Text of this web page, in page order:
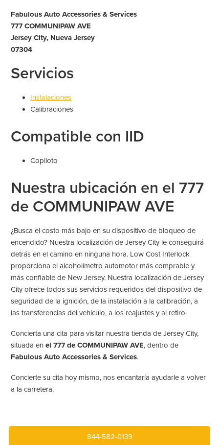
Fabulous Auto Accessories & Services
777 COMMUNIPAW AVE
Jersey City, Nueva Jersey
07304
Servicios
Instalaciones
Calibraciones
Compatible con IID
Copiloto
Nuestra ubicación en el 777
de COMMUNIPAW AVE
¿Busca el costo más bajo en su dispositivo de bloqueo de
encendido? Nuestra localización de Jersey City le conseguirá
detrás en el camino en ninguna hora. Low Cost Interlock
proporciona el alcoholímetro automotor más comprable y
más confiable de New Jersey. Nuestra localización de Jersey
City ofrece todos sus servicios requeridos del dispositivo de
seguridad de la ignición, de la instalación a la calibración, a
las transferencias del vehículo, a los reajustes y al retiro.
Concierta una cita para visitar nuestra tienda de Jersey City,
situada enel 777 de COMMUNIPAW AVE, dentro de
Fabulous Auto Accessories & Services.
Concierte su cita hoy mismo, nos encantaría ayudarle a volver
a la carretera.
844-582-0139